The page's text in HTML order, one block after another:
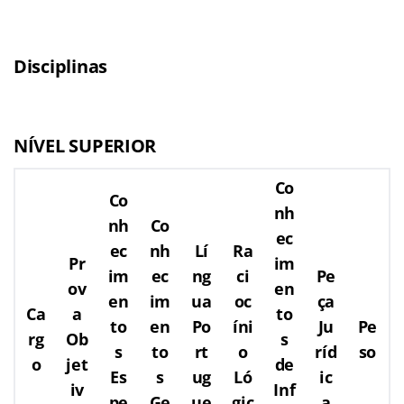
Disciplinas
NÍVEL SUPERIOR
Ca
rg
o
Pr
ov
a
Ob
jet
iv
Co
nh
ec
im
en
to
s
Es
Co
nh
ec
im
en
to
s
Lí
ng
ua
Po
rt
ug
Ra
ci
oc
íni
o
Ló
Co
nh
ec
im
en
to
s
de
Inf
Pe
ça
Ju
ríd
ic
Pe
so